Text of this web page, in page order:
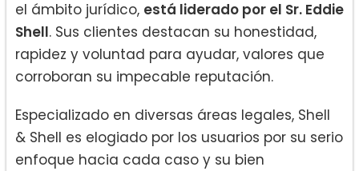
el ámbito jurídico, está liderado por el Sr. Eddie
Shell. Sus clientes destacan su honestidad,
rapidez y voluntad para ayudar, valores que
corroboran su impecable reputación.
Especializado en diversas áreas legales, Shell
& Shell es elogiado por los usuarios por su serio
enfoque hacia cada caso y su bien